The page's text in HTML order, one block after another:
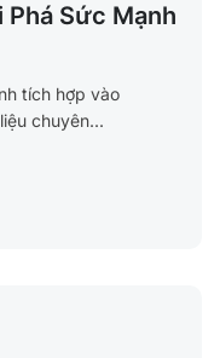
Sức Mạnh
tích hợp vào
chuyên...